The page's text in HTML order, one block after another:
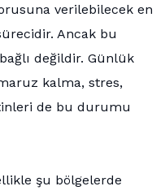
verilebilecek en
Ancak bu
değildir. Günlük
kalma, stres,
de bu durumu
şu bölgelerde